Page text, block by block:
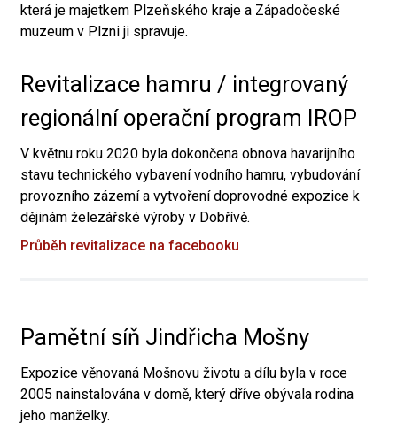
která je majetkem Plzeňského kraje a Západočeské
muzeum v Plzni ji spravuje.
Revitalizace hamru / integrovaný
regionální operační program IROP
V květnu roku 2020 byla dokončena obnova havarijního
stavu technického vybavení vodního hamru, vybudování
provozního zázemí a vytvoření doprovodné expozice k
dějinám železářské výroby v Dobřívě.
Průběh revitalizace na facebooku
Pamětní síň Jindřicha Mošny
Expozice věnovaná Mošnovu životu a dílu byla v roce
2005 nainstalována v domě, který dříve obývala rodina
jeho manželky.